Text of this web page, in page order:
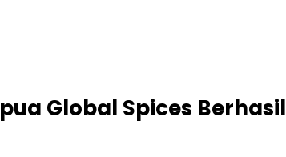
Global Spices Berhasil